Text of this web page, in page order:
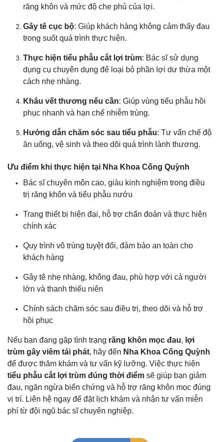
răng khôn và mức độ che phủ của lợi.
Gây tê cục bộ: Giúp khách hàng không cảm thấy đau
trong suốt quá trình thực hiện.
Thực hiện tiểu phẫu cắt lợi trùm: Bác sĩ sử dụng
dụng cụ chuyên dụng để loại bỏ phần lợi dư thừa một
cách nhẹ nhàng.
Khâu vết thương nếu cần: Giúp vùng tiểu phẫu hồi
phục nhanh và hạn chế nhiễm trùng.
Hướng dẫn chăm sóc sau tiểu phẫu: Tư vấn chế độ
ăn uống, vệ sinh và theo dõi quá trình lành thương.
Ưu điểm khi thực hiện tại Nha Khoa Cống Quỳnh
Bác sĩ chuyên môn cao, giàu kinh nghiệm trong điều
trị răng khôn và tiểu phẫu nướu
Trang thiết bị hiện đại, hỗ trợ chẩn đoán và thực hiện
chính xác
Quy trình vô trùng tuyệt đối, đảm bảo an toàn cho
khách hàng
Gây tê nhẹ nhàng, không đau, phù hợp với cả người
lớn và thanh thiếu niên
Chính sách chăm sóc sau điều trị, theo dõi và hỗ trợ
hồi phục
Nếu bạn đang gặp tình trạng răng khôn mọc đau, lợi
trùm gây viêm tái phát, hãy đến Nha Khoa Cống Quỳnh
để được thăm khám và tư vấn kỹ lưỡng. Việc thực hiện
tiểu phẫu cắt lợi trùm đúng thời điểm sẽ giúp bạn giảm
đau, ngăn ngừa biến chứng và hỗ trợ răng khôn mọc đúng
vị trí. Liên hệ ngay để đặt lịch khám và nhận tư vấn miễn
phí từ đội ngũ bác sĩ chuyên nghiệp.